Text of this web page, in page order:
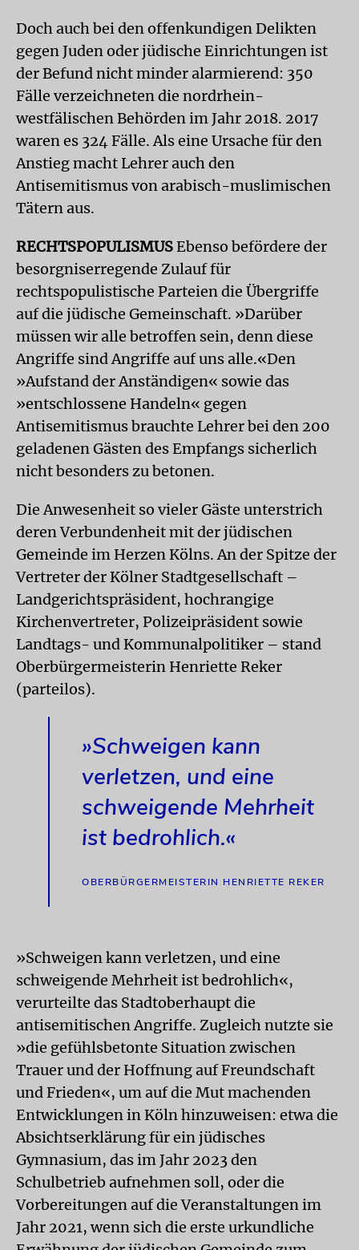
Doch auch bei den offenkundigen Delikten
gegen Juden oder jüdische Einrichtungen ist
der Befund nicht minder alarmierend: 350
Fälle verzeichneten die nordrhein-
westfälischen Behörden im Jahr 2018. 2017
waren es 324 Fälle. Als eine Ursache für den
Anstieg macht Lehrer auch den
Antisemitismus von arabisch-muslimischen
Tätern aus.
RECHTSPOPULISMUSEbenso befördere der
besorgniserregende Zulauf für
rechtspopulistische Parteien die Übergriffe
auf die jüdische Gemeinschaft. »Darüber
müssen wir alle betroffen sein, denn diese
Angriffe sind Angriffe auf uns alle.«Den
»Aufstand der Anständigen« sowie das
»entschlossene Handeln« gegen
Antisemitismus brauchte Lehrer bei den 200
geladenen Gästen des Empfangs sicherlich
nicht besonders zu betonen.
Die Anwesenheit so vieler Gäste unterstrich
deren Verbundenheit mit der jüdischen
Gemeinde im Herzen Kölns. An der Spitze der
Vertreter der Kölner Stadtgesellschaft –
Landgerichtspräsident, hochrangige
Kirchenvertreter, Polizeipräsident sowie
Landtags- und Kommunalpolitiker – stand
Oberbürgermeisterin Henriette Reker
(parteilos).
»Schweigen kann
verletzen, und eine
schweigende Mehrheit
ist bedrohlich.«
OBERBÜRGERMEISTERIN HENRIETTE REKER
»Schweigen kann verletzen, und eine
schweigende Mehrheit ist bedrohlich«,
verurteilte das Stadtoberhaupt die
antisemitischen Angriffe. Zugleich nutzte sie
»die gefühlsbetonte Situation zwischen
Trauer und der Hoffnung auf Freundschaft
und Frieden«, um auf die Mut machenden
Entwicklungen in Köln hinzuweisen: etwa die
Absichtserklärung für ein jüdisches
Gymnasium, das im Jahr 2023 den
Schulbetrieb aufnehmen soll, oder die
Vorbereitungen auf die Veranstaltungen im
Jahr 2021, wenn sich die erste urkundliche